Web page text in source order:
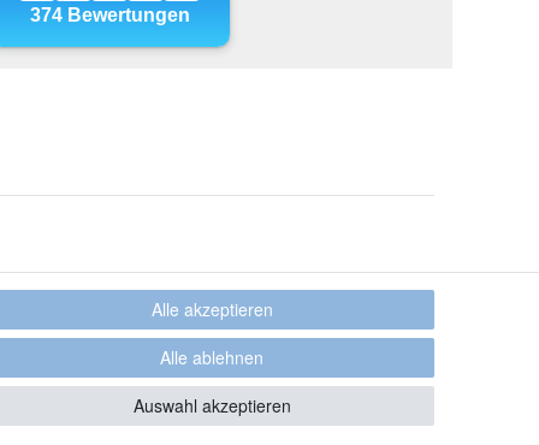
Alle akzeptieren
Alle ablehnen
Auswahl akzeptieren